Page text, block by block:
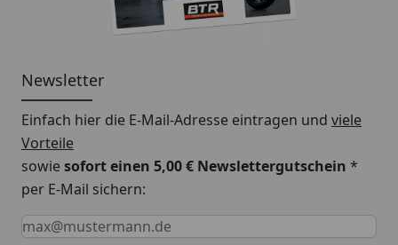
Newsletter
Einfach hier die E-Mail-Adresse eintragen und viele
Vorteile
sowiesofort einen 5,00 € Newslettergutschein *
per E-Mail sichern:
Keine Eingabe erforderlich
Eingabe erforderlich
E-Mail *